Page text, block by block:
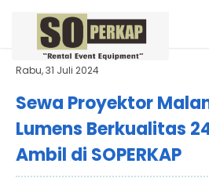
Rabu, 31 Juli 2024
Sewa Proyektor
Lumens Berkualitas
Ambil di SOPERKAP